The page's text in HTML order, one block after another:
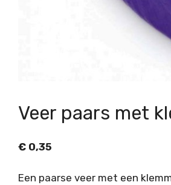
Veer paars met
€ 0,35
Een paarse veer met een